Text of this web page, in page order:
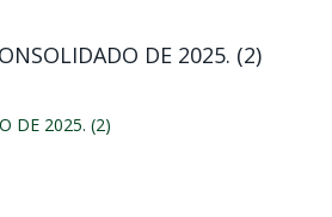
DE 2025. (2)
DE 2025. (2)